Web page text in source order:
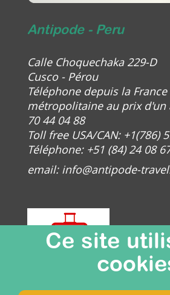
Antipode - Peru
Calle Choquechaka 229-D
Cusco - Pérou
Téléphone depuis la France
métropolitaine au prix d'un
70 44 04 88
Toll free USA/CAN: +1(786)
Téléphone: +51 (84) 24 08
email: info@antipode-
Ce site